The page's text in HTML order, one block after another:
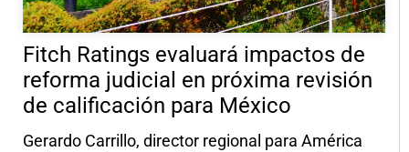
Fitch Ratings evaluará impactos de
reforma judicial en próxima revisión
de calificación para México
Gerardo Carrillo, director regional para América